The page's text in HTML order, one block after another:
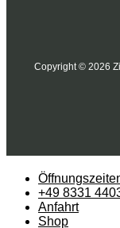
Copyright © 2026
+49 8331
Anfahrt
Shop